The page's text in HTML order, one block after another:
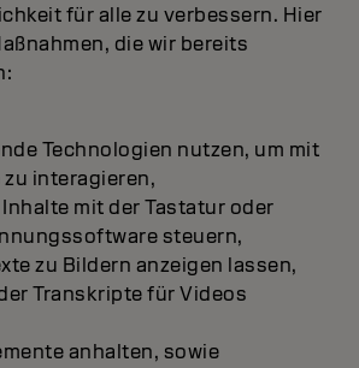
für alle zu verbessern. Hier
die wir bereits
Technologien nutzen, um mit
zu interagieren,
mit der Tastatur oder
steuern,
zu Bildern anzeigen lassen,
Transkripte für Videos
anhalten, sowie